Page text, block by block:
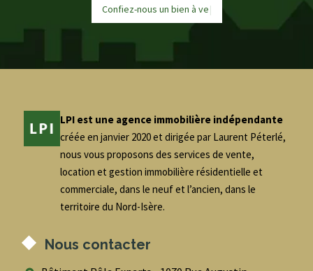
Confiez-nous un bien àvendr
LPI est une agence immobilière indépendante
créée en janvier 2020 et dirigée par Laurent Péterlé,
nous vous proposons des services de vente,
location et gestion immobilière résidentielle et
commerciale, dans le neuf et l’ancien, dans le
territoire du Nord-Isère.
Nous contacter